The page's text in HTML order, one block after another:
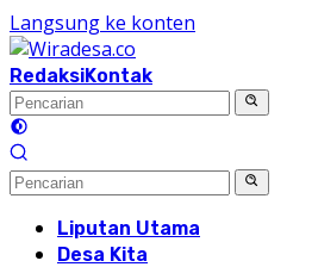
Langsung ke konten
RedaksiKontak
Liputan Utama
Desa Kita